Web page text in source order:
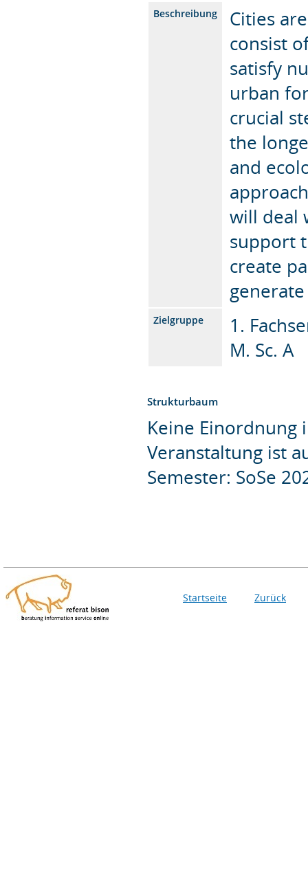
Beschreibung
Cities
consist
satisfy
urban
crucial
the
and
will deal
support
create
Zielgruppe
1.
M. Sc. A
Strukturbaum
Keine Einordnung
Veranstaltung ist
Semester: SoSe
Startseite Zurück